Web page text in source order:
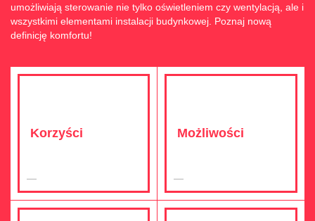
umożliwiają sterowanie nie tylko oświetleniem czy wentylacją, ale i
wszystkimi elementami instalacji budynkowej. Poznaj nową
definicję komfortu!
Korzyści Możliwości